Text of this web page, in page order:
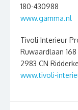
180-430988
www.gamma.nl
Tivoli Interieur
Ruwaardlaan 168
2983 CN
www.tivoli-